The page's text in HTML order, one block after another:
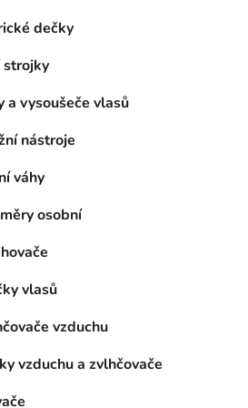
dečky
strojky
a vysoušeče vlasů
nástroje
váhy
osobní
vlasů
vzduchu
vzduchu a zvlhčovače